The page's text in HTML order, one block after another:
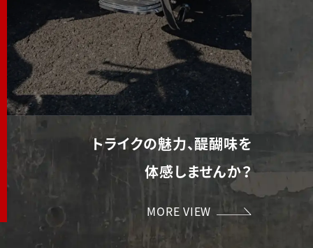
トライクの魅力、醍醐味を
体感しませんか？
MORE VIEW